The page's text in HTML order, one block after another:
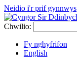
Neidio i'r prif gynnwys
Chwilio:
Fy nghyfrifon
English